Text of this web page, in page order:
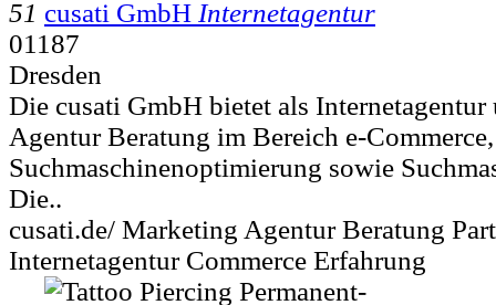
51 cusati GmbH Internetagentur
01187
Dresden
Die cusati GmbH bietet als
Agentur Beratung im Bereich e-Commerce,
Suchmaschinenoptimierung sowie
Die..
cusati.de/ Marketing Agentur Beratung
Internetagentur Commerce Erfahrung